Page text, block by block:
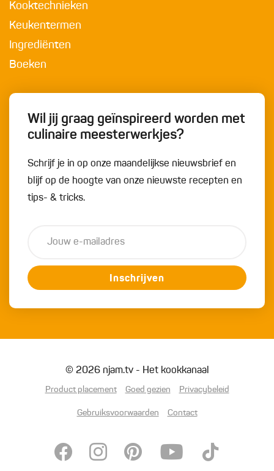
Kooktechnieken
Keukentermen
Ingrediënten
Boeken
Wil jij graag geïnspireerd worden met
culinaire meesterwerkjes?
Schrijf je in op onze maandelijkse nieuwsbrief en
blijf op de hoogte van onze nieuwste recepten en
tips- & tricks.
Inschrijven
© 2026 njam.tv - Het kookkanaal
Product placement Goed gezien Privacybeleid
Gebruiksvoorwaarden Contact